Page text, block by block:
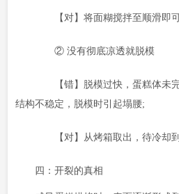
【对】将面糊搅拌至顺滑即可
② 没有彻底凉透就脱模
【错】脱模过快，蛋糕体未完
结构不稳定，脱模时引起塌腰;
【对】从烤箱取出，待冷却到
四：开裂的真相